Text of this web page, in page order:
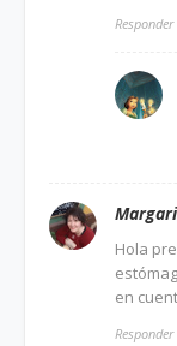
Responder
Hola
en
Responder